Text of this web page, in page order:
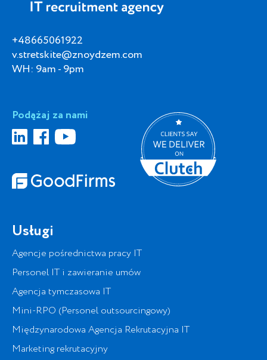
+48665061922
v.stretskite@znoydzem.com
WH: 9am - 9pm
Podążaj za nami
Usługi
Agencje pośrednictwa pracy IT
Personel IT i zawieranie umów
Agencja tymczasowa IT
Mini-RPO (Personel outsourcingowy)
Międzynarodowa Agencja Rekrutacyjna IT
Marketing rekrutacyjny